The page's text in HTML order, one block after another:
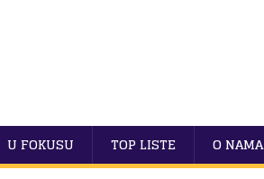
U FOKUSU TOP LISTE O NAMA